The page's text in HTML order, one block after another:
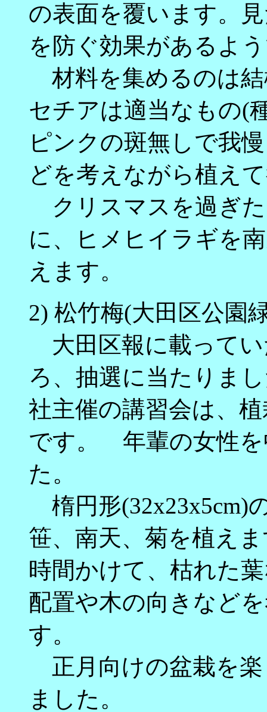
の表面を覆います。
を防ぐ効果があるよ
材料を集めるのは
セチアは適当なもの(
ピンクの斑無しで我
どを考えながら植え
クリスマスを過ぎ
に、ヒメヒイラギを
えます。
2) 松竹梅(大田区公園
大田区報に載って
ろ、抽選に当たりま
社主催の講習会は、
です。 年輩の女性を
た。
楕円形(32x23x5cm)
笹、南天、菊を植え
時間かけて、枯れた
配置や木の向きなど
す。
正月向けの盆栽を
ました。